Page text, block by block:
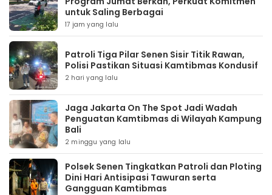
untuk Saling Berbagai
17 jam yang lalu
Patroli Tiga Pilar Senen Sisir Titik Rawan,
Polisi Pastikan Situasi Kamtibmas Kondusif
2 hari yang lalu
Jaga Jakarta On The Spot Jadi Wadah
Penguatan Kamtibmas di Wilayah Kampung
Bali
2 minggu yang lalu
Polsek Senen Tingkatkan Patroli dan Ploting
Dini Hari Antisipasi Tawuran serta
Gangguan Kamtibmas